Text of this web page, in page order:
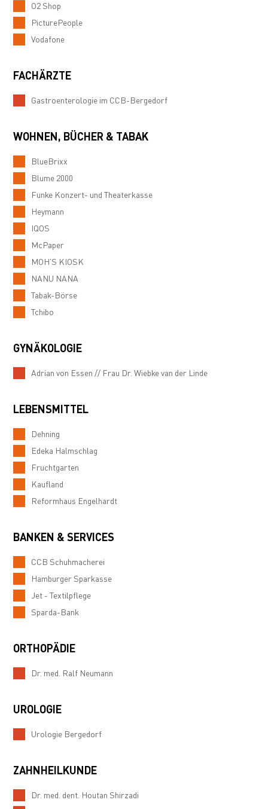
O2 Shop
PicturePeople
Vodafone
FACHÄRZTE
Gastroenterologie im CCB-Bergedorf
WOHNEN, BÜCHER & TABAK
BlueBrixx
Blume 2000
Funke Konzert- und Theaterkasse
Heymann
IQOS
McPaper
MOH’S KIOSK
NANU NANA
Tabak-Börse
Tchibo
GYNÄKOLOGIE
Adrian von Essen // Frau Dr. Wiebke van der Linde
LEBENSMITTEL
Dehning
Edeka Halmschlag
Fruchtgarten
Kaufland
Reformhaus Engelhardt
BANKEN & SERVICES
CCB Schuhmacherei
Hamburger Sparkasse
Jet - Textilpflege
Sparda-Bank
ORTHOPÄDIE
Dr. med. Ralf Neumann
UROLOGIE
Urologie Bergedorf
ZAHNHEILKUNDE
Dr. med. dent. Houtan Shirzadi